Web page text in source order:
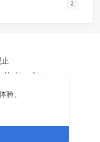
验。
2
by Hexo & Icarus